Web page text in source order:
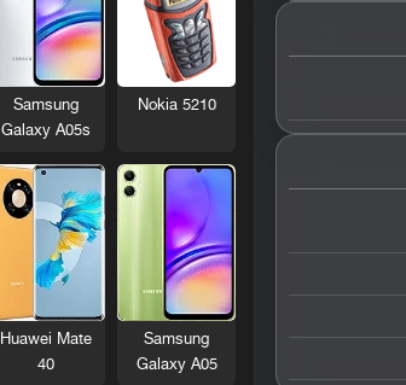
Nokia 5210
Samsung
Galaxy A05s
Samsung
Galaxy A05
Huawei Mate
40